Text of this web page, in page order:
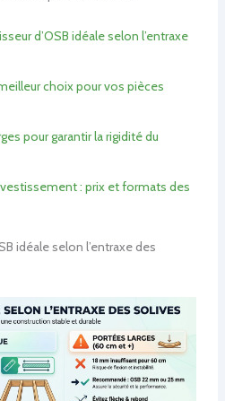
d’OSB idéale selon l’entraxe
choix pour vos pièces
pour garantir la rigidité du
: prix et formats des
idéale selon l’entraxe des